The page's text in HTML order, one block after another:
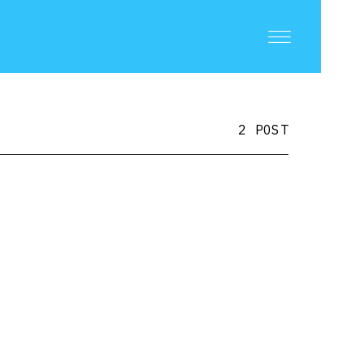
2 POST